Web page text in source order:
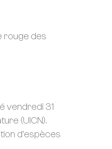
rouge des
vendredi 31
(UICN).
d’espèces